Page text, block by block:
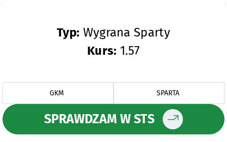
Typ: Wygrana Sparty
Kurs: 1.57
GKM SPARTA
SPRAWDZAM W STS